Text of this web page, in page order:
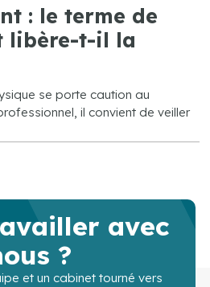
: le terme de
libère-t-il la
se porte caution au
il convient de veiller
avec
?
et un cabinet tourné vers